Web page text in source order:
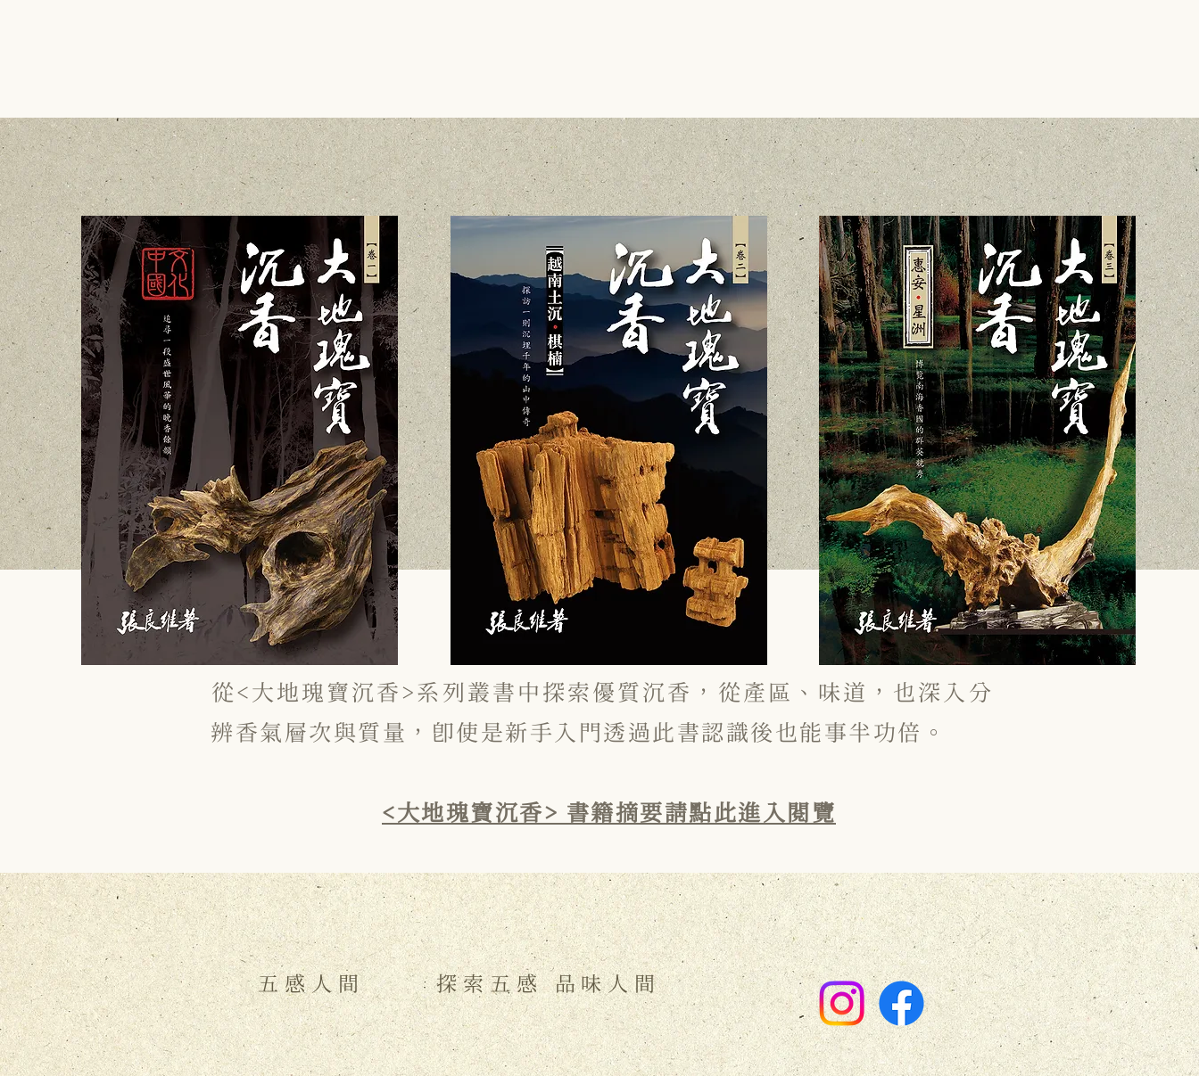
​從<大地瑰寶沉香>系列叢書中探索優質沉香，從產區、味道，也深入分
辨香氣層次與質量，即使是新手入門透過此書認識後也能事半功倍。
<大地瑰寶沉香> 書籍摘要請點此進入​閱覽
五感人間 探索五感 品味人間